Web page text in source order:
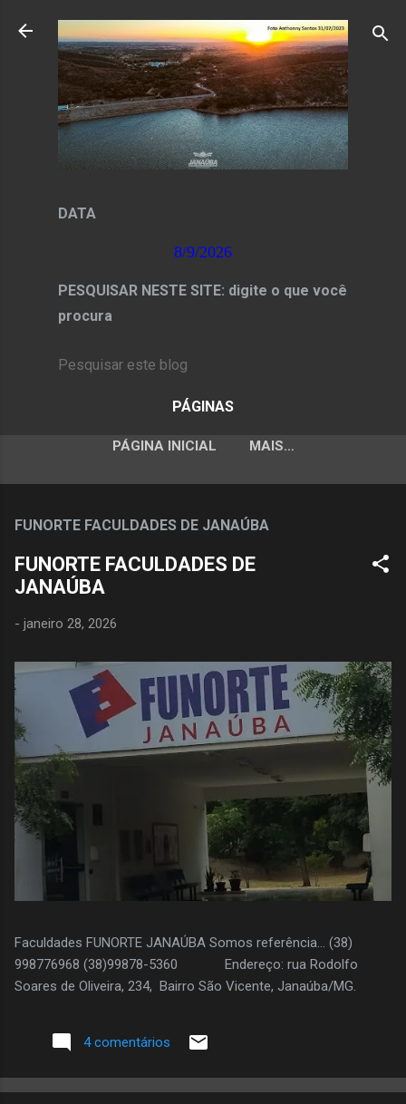
Pular para o conteúdo principal
DATA
8/9/2026
PESQUISAR NESTE SITE: digite o que você
procura
PÁGINAS
PÁGINA INICIAL MAIS…
FUNORTE FACULDADES DE JANAÚBA
FUNORTE FACULDADES DE
JANAÚBA
- janeiro 28, 2026
Faculdades FUNORTE JANAÚBA Somos referência... (38)
998776968 (38)99878-5360 Endereço: rua Rodolfo
Soares de Oliveira, 234, Bairro São Vicente, Janaúba/MG.
4 comentários